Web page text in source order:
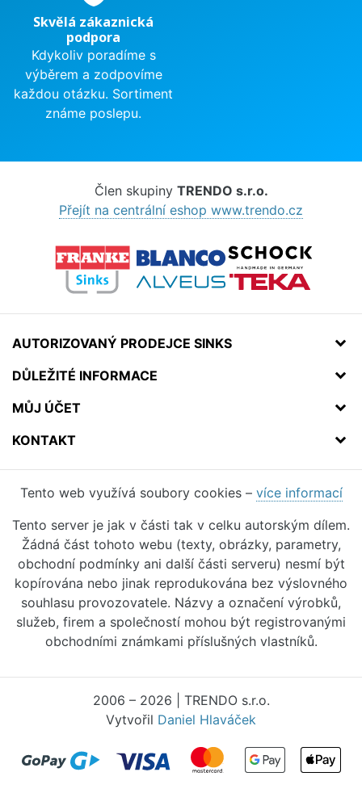
Skvělá zákaznická
podpora
Kdykoliv poradíme s
výběrem a zodpovíme
každou otázku. Sortiment
známe poslepu.
Člen skupiny TRENDO s.r.o.
Přejít na centrální eshop www.trendo.cz
AUTORIZOVANÝ PRODEJCE SINKS
DŮLEŽITÉ INFORMACE
MŮJ ÚČET
KONTAKT
Tento web využívá soubory cookies – více informací
Tento server je jak v části tak v celku autorským dílem.
Žádná část tohoto webu (texty, obrázky, parametry,
obchodní podmínky ani další části serveru) nesmí být
kopírována nebo jinak reprodukována bez výslovného
souhlasu provozovatele. Názvy a označení výrobků,
služeb, firem a společností mohou být registrovanými
obchodními známkami příslušných vlastníků.
2006 – 2026 | TRENDO s.r.o.
Vytvořil Daniel Hlaváček